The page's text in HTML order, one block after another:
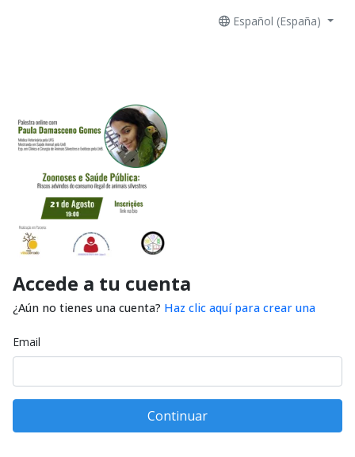
Español (España)
Accede a tu cuenta
¿Aún no tienes una cuenta? Haz clic aquí para crear una
Email
Continuar